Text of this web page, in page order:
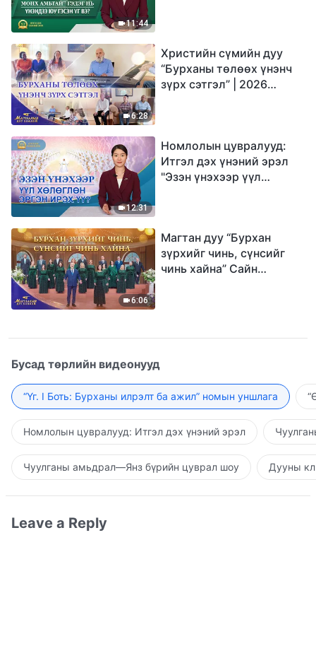
11:44
6:28
Христийн сүмийн дуу
“Бурханы төлөөх үнэнч
зүрх сэтгэл” | 2026
12:31
Номлолын цувралууд:
Итгэл дэх үнэний эрэл
"Эзэн үнэхээр үүл
6:06
Магтан дуу “Бурхан
зүрхийг чинь, сүнсийг
чинь хайна” Сайн
Бусад төрлийн видеонууд
“Үг. I Боть: Бурханы илрэлт ба ажил” номын уншлага
Номлолын цувралууд: Итгэл дэх үнэний эрэл
Чуулганы амьдрал—Янз бүрийн цуврал шоу Дууны
Leave a Reply